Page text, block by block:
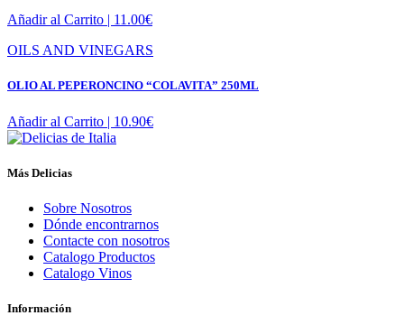
Añadir al Carrito | 11.00€
OILS AND VINEGARS
OLIO AL PEPERONCINO “COLAVITA” 250ML
Añadir al Carrito | 10.90€
Más Delicias
Sobre Nosotros
Dónde encontrarnos
Contacte con nosotros
Catalogo Productos
Catalogo Vinos
Información